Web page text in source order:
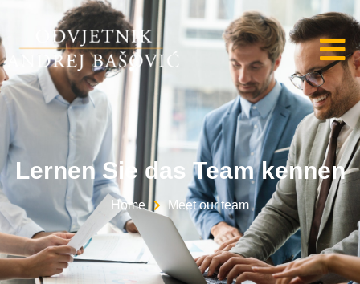
Lernen Sie das Team kennen
Home Meet our team